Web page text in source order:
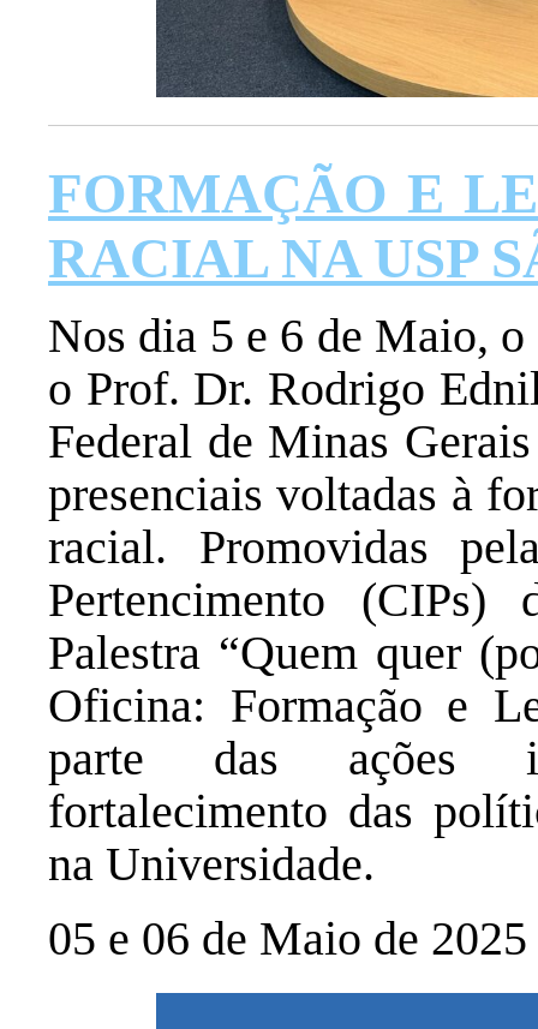
FORMAÇÃO E
RACIAL NA USP
Nos dia 5 e 6 de Maio, o
o Prof. Dr. Rodrigo
Federal de Minas
presenciais voltadas à
racial. Promovidas
Pertencimento
Palestra “Quem quer
Oficina: Formação e
parte das ações
fortalecimento das
na Universidade.
05 e 06 de Maio de 2025